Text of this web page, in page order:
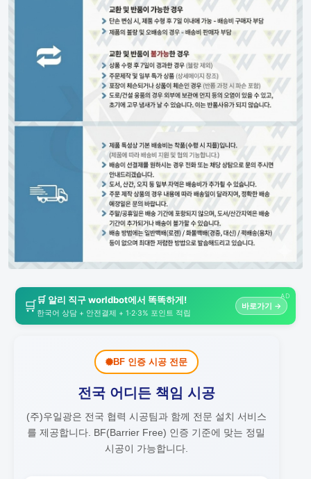
AD
🛒🛒 알리 직구 worldbot에서 똑똑하게!
한국어 상담 + 안전결제 + 1·2·3% 포인트 적립
바로가기 →
BF 인증 시공 전문
전국 어디든 책임 시공
(주)우일광은 전국 협력 시공팀과 함께 전문 설치 서비스
를 제공합니다.
BF(Barrier Free) 인증 기준에 맞는 정밀
시공이 가능합니다.